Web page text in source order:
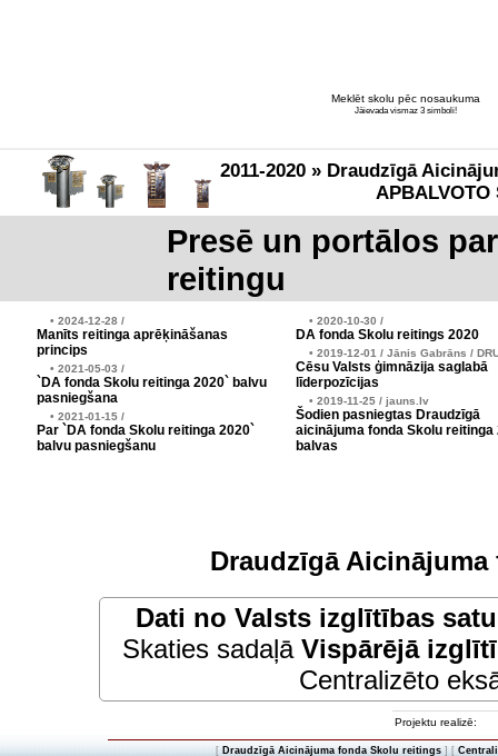
Meklēt skolu pēc nosaukuma
Jāievada vismaz 3 simboli!
2011-2020 » Draudzīgā
APBALVOTO
Presē un portālos
reitingu
• 2024-12-28 /
Manīts reitinga aprēķināšanas
princips
• 2021-05-03 /
`DA fonda Skolu reitinga 2020` balvu
pasniegšana
• 2021-01-15 /
Par `DA fonda Skolu reitinga 2020`
balvu pasniegšanu
• 2020-10-30 /
DA fonda Skolu reitings 2020
• 2019-12-01 / Jānis Gabrāns /
Cēsu Valsts ģimnāzija saglabā
līderpozīcijas
• 2019-11-25 / jauns.lv
Šodien pasniegtas Draudzīgā
aicinājuma fonda Skolu reitinga
balvas
Draudzīgā
Dati no Valsts izglītības
Skaties sadaļā Vispārējā
Centralizēto
Projektu realizē:
[ Draudzīgā Aicinājuma fonda Skolu reitings] [